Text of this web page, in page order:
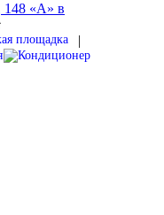
148 «А» в
|